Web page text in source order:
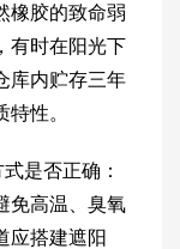
橡胶的致命弱
有时在阳光下
库内贮存三年
性。
是否正确：
免高温、臭氧
应搭建遮阳